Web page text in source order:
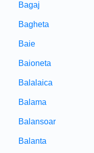
Bagaj
Bagheta
Baie
Baioneta
Balalaica
Balama
Balansoar
Balanta